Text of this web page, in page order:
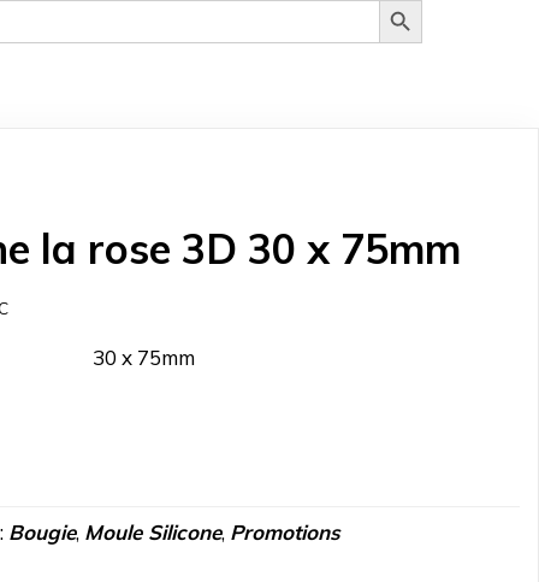
la rose 3D 30 x 75mm
30 x 75mm
Bougie, Moule Silicone, Promotions